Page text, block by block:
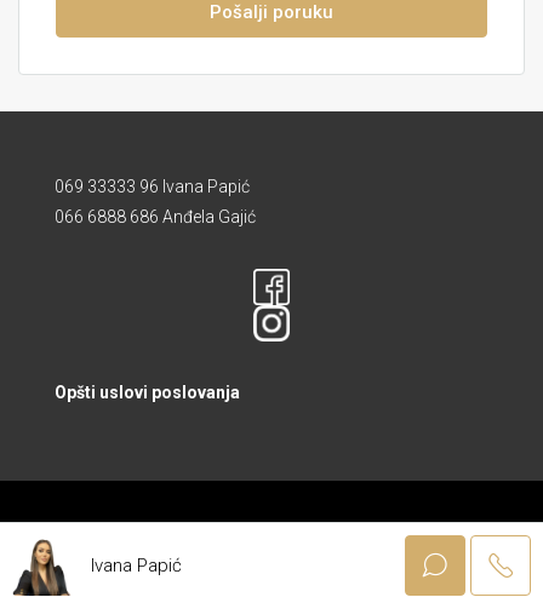
Pošalji poruku
069 33333 96 Ivana Papić
066 6888 686 Anđela Gajić
Opšti uslovi poslovanja
Ivana Papić